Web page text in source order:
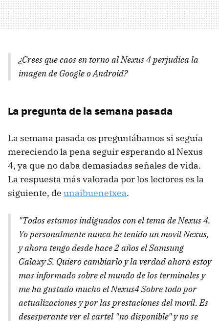
¿Crees que caos en torno al Nexus 4 perjudica la
imagen de Google o Android?
La pregunta de la semana pasada
La semana pasada os preguntábamos si seguía
mereciendo la pena seguir esperando al Nexus
4, ya que no daba demasiadas señales de vida.
La respuesta más valorada por los lectores es la
siguiente, de unaibuenetxea.
"Todos estamos indignados con el tema de Nexus 4.
Yo personalmente nunca he tenido un movil Nexus,
y ahora tengo desde hace 2 años el Samsung
Galaxy S. Quiero cambiarlo y la verdad ahora estoy
mas informado sobre el mundo de los terminales y
me ha gustado mucho el Nexus4 Sobre todo por
actualizaciones y por las prestaciones del movil. Es
desesperante ver el cartel "no disponible" y no se